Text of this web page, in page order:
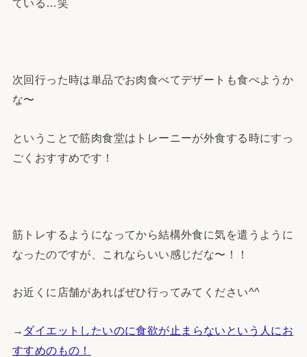
ている…笑
次回行った時は単品でお肉食べてデザートも食べようか
な〜
ということで筋肉食堂はトレーニーが外食する時にすっ
ごくおすすめです！
筋トレするようになってから結構外食に気を遣うように
なったのですが、これならいい感じだな〜！！
お近くに店舗があればぜひ行ってみてください^^
→ ダイエットしたいのに食欲が止まらないという人にお
すすめのもの！